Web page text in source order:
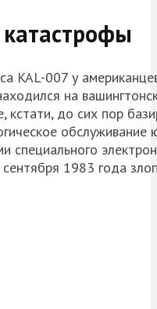
KAL-007 у
на
кстати, до сих пор
специального
1983 года